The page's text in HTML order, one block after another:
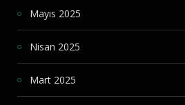
Mayıs 2025
Nisan 2025
Mart 2025